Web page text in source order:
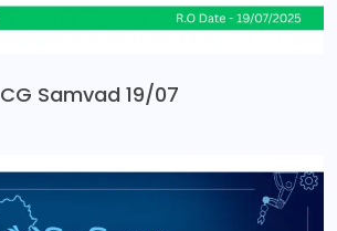
CG Samvad 19/07